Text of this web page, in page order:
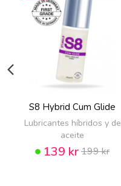
S8 Hybrid Cum Glide
Lubricantes híbridos y de
aceite
139 kr199 kr